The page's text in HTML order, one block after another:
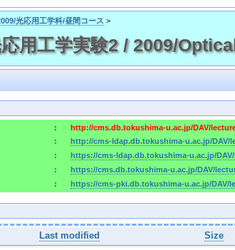
光応用工学科/昼間コース >
用工学実験2 / 2009/
:
http://cms.db.tokushima-u.ac.jp/DAV/
:
http://cms-ldap.db.tokushima-u.ac.jp/DAV/
:
https://cms-ldap.db.tokushima-u.ac.jp/DAV/
:
https://cms.db.tokushima-u.ac.jp/DAV/
: https://cms-pki.db.tokushima-u.ac.jp/DAV/
Last modified Size